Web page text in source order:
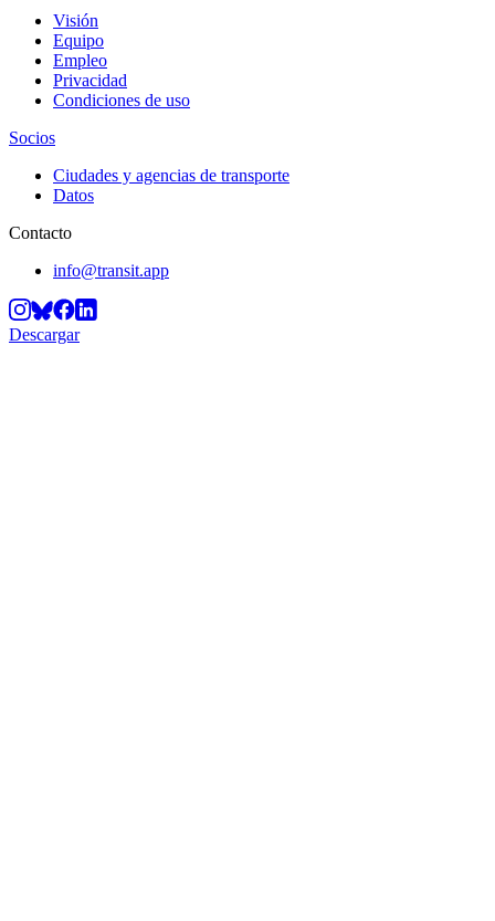
Visión
Equipo
Empleo
Privacidad
Condiciones de uso
Socios
Ciudades y agencias de transporte
Datos
Contacto
info@transit.app
Descargar